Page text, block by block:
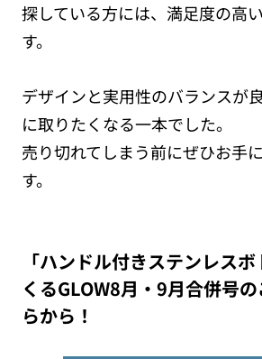
探している方には、満足度の高
す。
デザインと実用性のバランスが
に取りたくなる一本でした。
売り切れてしまう前にぜひお手
す。
「ハンドル付きステンレス
くるGLOW8月・9月合併号
らから！